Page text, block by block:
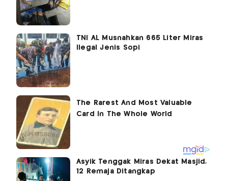
TNI AL Musnahkan 665 Liter Miras
Ilegal Jenis Sopi
Asyik Tenggak Miras Dekat Masjid,
12 Remaja Ditangkap